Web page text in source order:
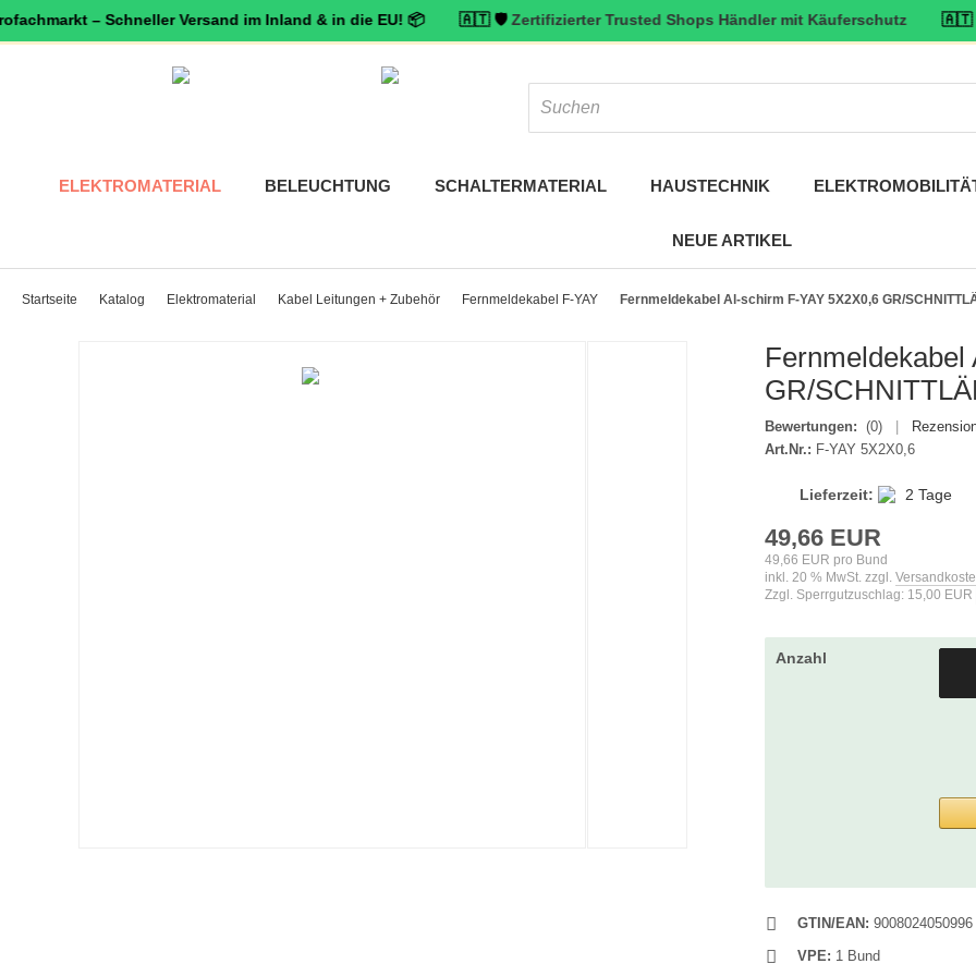
– Schneller Versand im Inland & in die EU! 📦 🇦🇹 🛡️ Zertifizierter Trusted Shops Händler mit Käuferschutz🇦🇹 ⭐ Top
ELEKTROMATERIAL BELEUCHTUNG SCHALTERMATERIAL HAUSTECHNIK
NEUE ARTIKEL
Startseite Katalog Elektromaterial Kabel Leitungen + Zubehör Fernmeldekabel F-YAY Fernmeldekabel Al-schirm F-YAY 5X2X0,6 GR/
Fernmeldekabel
GR/
Bewertungen: (0)
Art.Nr.: F-YAY 5X2X0,6
Lieferzeit: 2 Tage
49,66 EUR
49,66 EUR pro Bund
inkl. 20 % MwSt. zzgl.
Zzgl. Sperrgutzuschlag: 15,00 EUR
Anzahl
GTIN/EAN: 9008024050996
VPE: 1 Bund